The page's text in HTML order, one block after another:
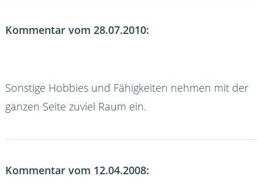
Kommentar vom 28.07.2010:
Sonstige Hobbies und Fähigkeiten nehmen mit der
ganzen Seite zuviel Raum ein.
Kommentar vom 12.04.2008: